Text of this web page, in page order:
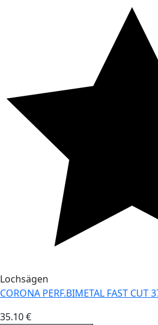
Lochsägen
CORONA PERF.BIMETAL FAST
35.10 €